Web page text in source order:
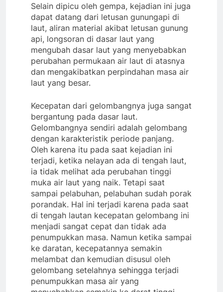
Selain dipicu oleh gempa, kejadian ini juga
dapat datang dari letusan gunungapi di
laut, aliran material akibat letusan gunung
api, longsoran di dasar laut yang
mengubah dasar laut yang menyebabkan
perubahan permukaan air laut di atasnya
dan mengakibatkan perpindahan masa air
laut yang besar.
Kecepatan dari gelombangnya juga sangat
bergantung pada dasar laut.
Gelombangnya sendiri adalah gelombang
dengan karakteristik periode panjang.
Oleh karena itu pada saat kejadian ini
terjadi, ketika nelayan ada di tengah laut,
ia tidak melihat ada perubahan tinggi
muka air laut yang naik. Tetapi saat
sampai pelabuhan, pelabuhan sudah porak
porandak. Hal ini terjadi karena pada saat
di tengah lautan kecepatan gelombang ini
menjadi sangat cepat dan tidak ada
penumpukkan masa. Namun ketika sampai
ke daratan, kecepatannya semakin
melambat dan kemudian disusul oleh
gelombang setelahnya sehingga terjadi
penumpukkan masa air yang